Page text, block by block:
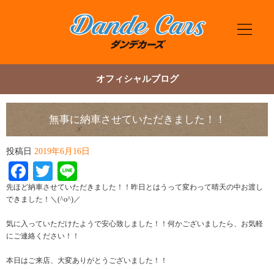
オフィシャルブログ
無事に納車させていただきました！！
投稿日 2019年6月16日
Facebook
Twitter
先ほど納車させていただきました！！昨日とはうって変わって晴天の中お渡し
できました！＼(^o^)／
気に入っていただけたようで安心致しました！！何かございましたら、お気軽
にご連絡ください！！
本日はご来店、大変ありがとうございました！！